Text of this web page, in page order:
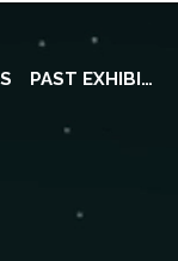
PAST EXHIBITS